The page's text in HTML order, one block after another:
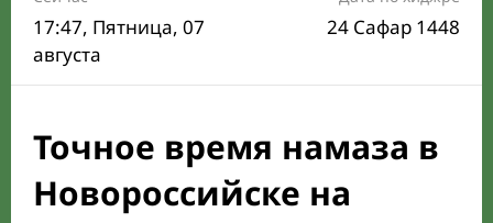
Время Сухура и Ифтара на сегодня
Календарь рамадана
Направление киблы
17:47, Пятница, 07
августа
24 Сафар 1448
Точное время намаза в
Новороссийске на